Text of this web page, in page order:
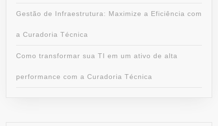
Gestão de Infraestrutura: Maximize a Eficiência com
a Curadoria Técnica
Como transformar sua TI em um ativo de alta
performance com a Curadoria Técnica